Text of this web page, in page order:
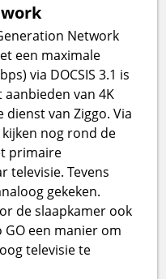
Network
een maximale
via DOCSIS 3.1 is
van 4K
van Ziggo. Via
nog rond de
primaire
televisie. Tevens
gekeken.
de slaapkamer ook
GO een manier om
televisie te